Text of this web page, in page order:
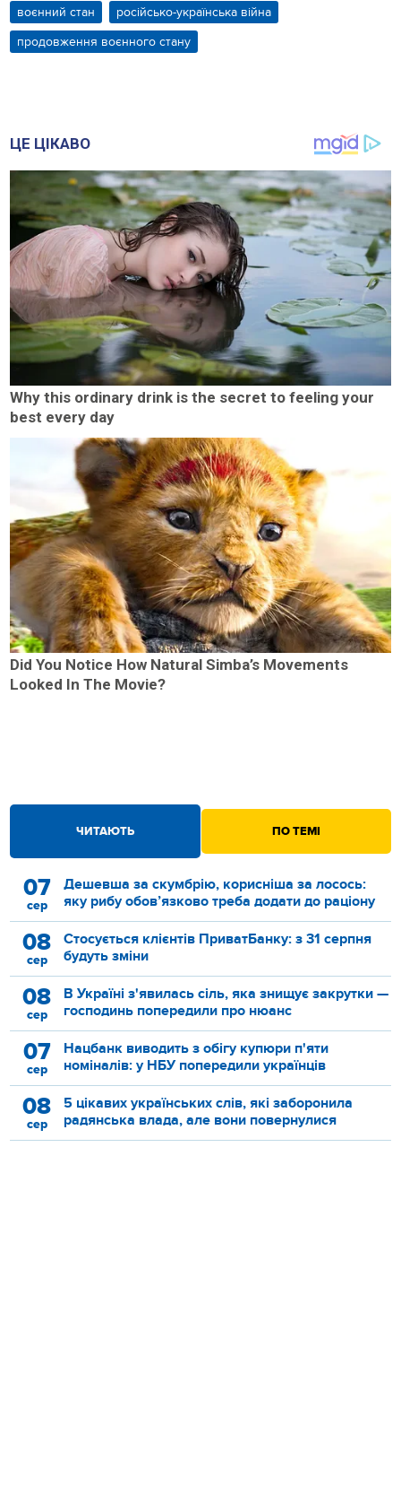
воєнний стан
російсько-українська війна
продовження воєнного стану
ЧИТАЮТЬ ПО ТЕМІ
07
сер
Дешевша за скумбрію, корисніша за лосось:
яку рибу обов’язково треба додати до раціону
08
сер
Стосується клієнтів ПриватБанку: з 31 серпня
будуть зміни
08
сер
В Україні з'явилась сіль, яка знищує закрутки —
господинь попередили про нюанс
07
сер
Нацбанк виводить з обігу купюри п'яти
номіналів: у НБУ попередили українців
08
сер
5 цікавих українських слів, які заборонила
радянська влада, але вони повернулися
ЦЕ ЦІКАВО
Why this ordinary drink is the secret to feeling your
best every day
Did You Notice How Natural Simba’s Movements
Looked In The Movie?